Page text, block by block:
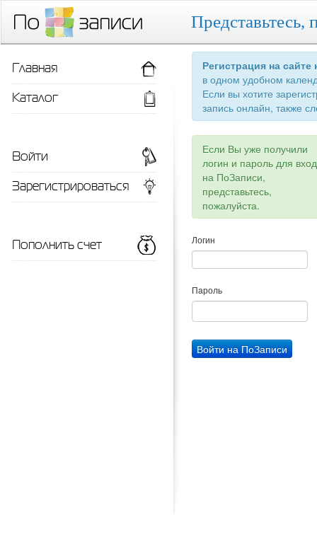
Представьтесь,
Регистрация на
в одном удобном
Если вы хотите
запись онлайн, также
Если Вы уже получили
логин и пароль для
на ПоЗаписи,
представьтесь,
пожалуйста.
Логин
Пароль
Главная
Каталог
Войти
Зарегистрироваться
Пополнить счет